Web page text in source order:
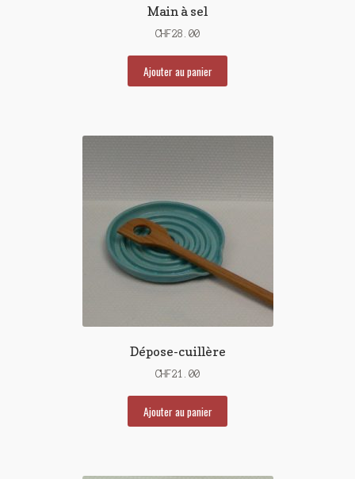
Main à sel
CHF28.00
Ajouter au panier
Dépose-cuillère
CHF21.00
Ajouter au panier